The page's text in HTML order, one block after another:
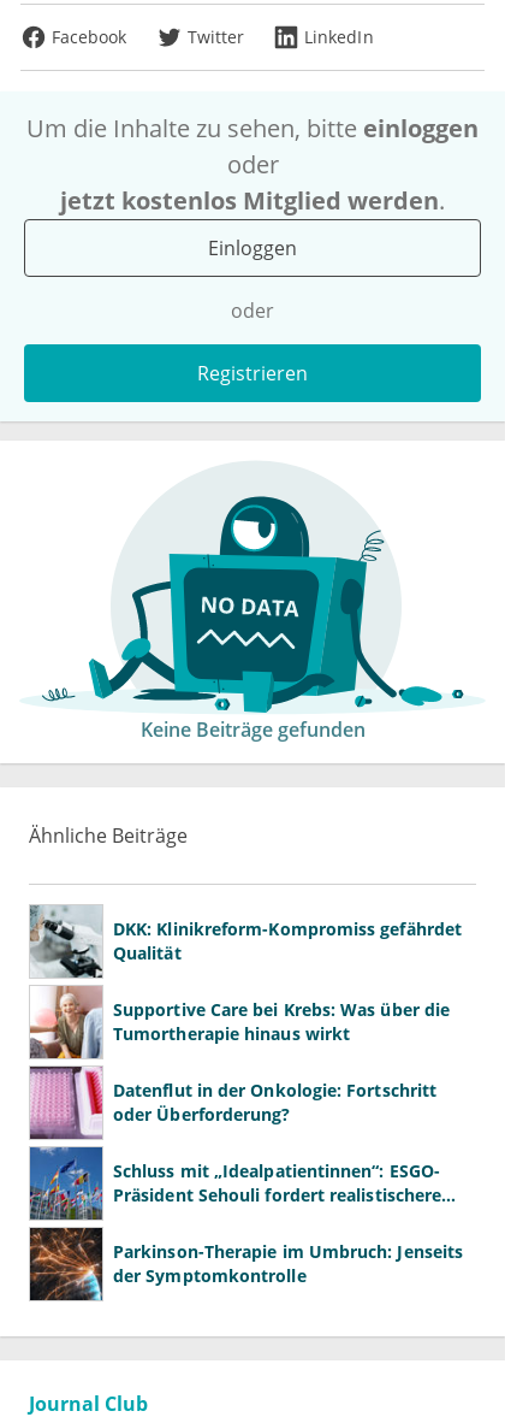
Facebook
Twitter LinkedIn
Um die Inhalte zu sehen, bitte einloggen
oder
jetzt kostenlos Mitglied werden.
Einloggen
oder
Registrieren
Keine Beiträge gefunden
Ähnliche Beiträge
DKK: Klinikreform-Kompromiss gefährdet
Qualität
Supportive Care bei Krebs: Was über die
Tumortherapie hinaus wirkt
Datenflut in der Onkologie: Fortschritt
oder Überforderung?
Schluss mit „Idealpatientinnen“: ESGO-
Präsident Sehouli fordert realistischere
Parkinson-Therapie im Umbruch: Jenseits
der Symptomkontrolle
Journal Club